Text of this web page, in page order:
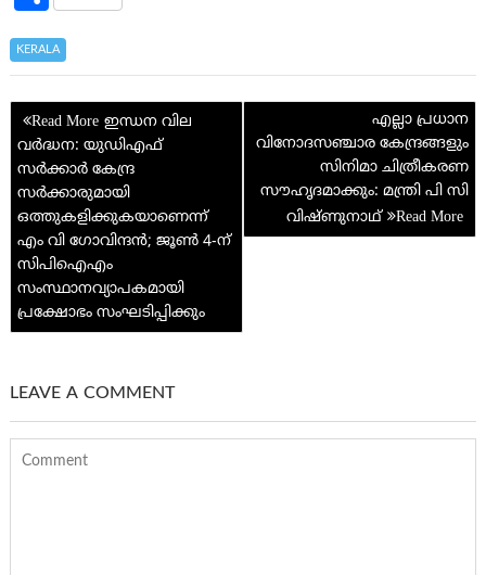
b
o
o
k
itt
t
e
at n A
p
p
t
h
ar
e
KERALA
Post
navigation
ഇന്ധന വില
വര്‍ദ്ധന: യുഡി‌എഫ്
സർക്കാർ കേന്ദ്ര
സർക്കാരുമായി
ഒത്തുകളിക്കുകയാണെന്ന്
എം വി ഗോവിന്ദന്‍; ജൂണ്‍ 4-ന്
സിപിഐ‌എം
സംസ്ഥാനവ്യാപകമായി
പ്രക്ഷോഭം സംഘടിപ്പിക്കും
എല്ലാ പ്രധാന
വിനോദസഞ്ചാര കേന്ദ്രങ്ങളും
സിനിമാ ചിത്രീകരണ
സൗഹൃദമാക്കും: മന്ത്രി പി സി
വിഷ്ണുനാഥ്
LEAVE A COMMENT